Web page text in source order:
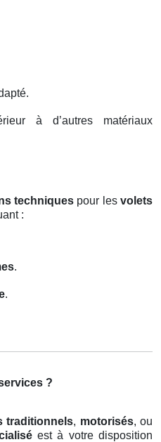
à d’autres matériaux
techniques pour lesvolets
:
.
.
?
traditionnels, motorisés, ou
est à votre disposition